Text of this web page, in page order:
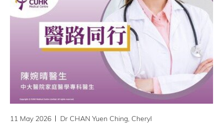
11 May 2026 Dr CHAN Yuen Ching, Cheryl